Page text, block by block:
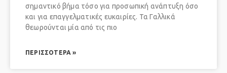
σημαντικό βήμα τόσο για προσωπική ανάπτυξη όσο
και για επαγγελματικές ευκαιρίες. Τα Γαλλικά
θεωρούνται μία από τις πιο
ΠΕΡΙΣΣΌΤΕΡΑ »